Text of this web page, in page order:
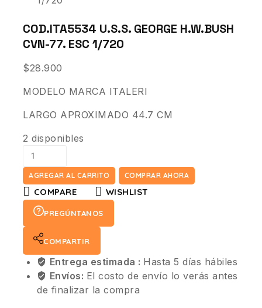
COD.ITA5534 U.S.S. GEORGE H.W.BUSH
CVN-77. ESC 1/720
$28.900
MODELO MARCA ITALERI
LARGO APROXIMADO 44.7 CM
2 disponibles
AGREGAR AL CARRITO COMPRAR AHORA
COMPARE WISHLIST
PREGÚNTANOS
COMPARTIR
Entrega estimada : Hasta 5 días hábiles
Envíos: El costo de envío lo verás antes
de finalizar la compra